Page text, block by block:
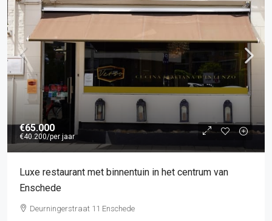
€65.000
€40.200/per jaar
Luxe restaurant met binnentuin in het centrum van
Enschede
Deurningerstraat 11 Enschede